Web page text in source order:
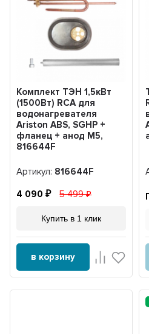
Комплект ТЭН 1,5кВт
(1500Вт) RCA для
водонагревателя
Ariston ABS, SGHP +
фланец + анод М5,
816644F
Артикул: 816644F
4 090 5 499
Купить в 1 клик
в корзину